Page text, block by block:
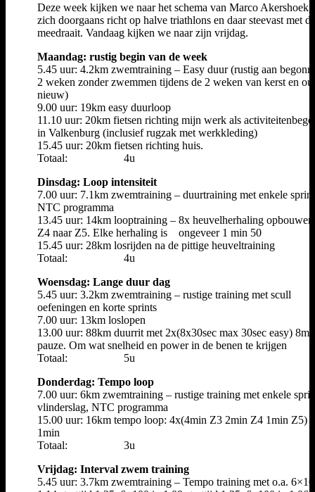
Deze week kijken we naar het schema van Marco Akershoek,
zich doorgaans richt op halve triathlons en daar steevast met
meedraait. Vandaag kijken we naar zijn vrijdag.
Maandag: rustig begin van de week
5.45 uur: 4.2km zwemtraining – Easy duur (rustig aan
2 weken zonder zwemmen tijdens de 2 weken van kerst en
nieuw)
9.00 uur: 19km easy duurloop
11.10 uur: 20km fietsen richting mijn werk als
in Valkenburg (inclusief rugzak met werkkleding)
15.45 uur: 20km fietsen richting huis.
Totaal: 4u
Dinsdag: Loop intensiteit
7.00 uur: 7.1km zwemtraining – duurtraining met enkele
NTC programma
13.45 uur: 14km looptraining – 8x heuvelherhaling
Z4 naar Z5. Elke herhaling is ongeveer 1 min 50
15.45 uur: 28km losrijden na de pittige heuveltraining
Totaal: 4u
Woensdag: Lange duur dag
5.45 uur: 3.2km zwemtraining – rustige training met scull
oefeningen en korte sprints
7.00 uur: 13km loslopen
13.00 uur: 88km duurrit met 2x(8x30sec max 30sec easy)
pauze. Om wat snelheid en power in de benen te krijgen
Totaal: 5u
Donderdag: Tempo loop
7.00 uur: 6km zwemtraining – rustige training met enkele
vlinderslag, NTC programma
15.00 uur: 16km tempo loop: 4x(4min Z3 2min Z4 1min Z5)
1min
Totaal: 3u
Vrijdag: Interval zwem training
5.45 uur: 3.7km zwemtraining – Tempo training met o.a.